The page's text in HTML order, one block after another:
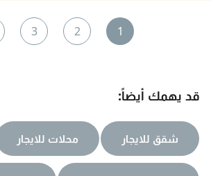
1
2
3
قد يهمك أيضاً:
شقق للايجار محلات للايجار